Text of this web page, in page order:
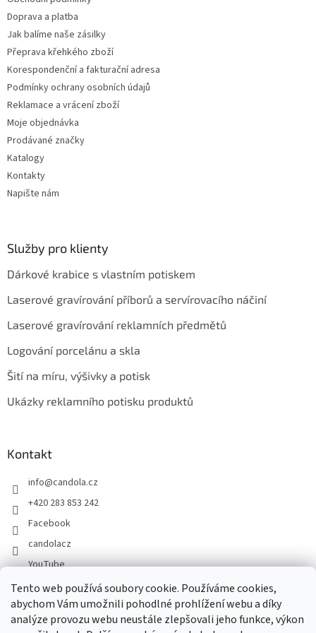
Tento web používá soubory cookie. Používáme cookies,
abychom Vám umožnili pohodlné prohlížení webu a díky
analýze provozu webu neustále zlepšovali jeho funkce, výkon
ý
Doprava a platba
Jak balíme naše zásilky
Přeprava křehkého zboží
Korespondenční a fakturační adresa
Podmínky ochrany osobních údajů
Reklamace a vrácení zboží
Moje objednávka
Prodávané značky
Katalogy
Kontakty
Napište nám
Služby pro klienty
Dárkové krabice s vlastním potiskem
Laserové gravírování příborů a servírovacího náčiní
Laserové gravírování reklamních předmětů
Logování porcelánu a skla
Šití na míru, výšivky a potisk
Ukázky reklamního potisku produktů
Kontakt
info@candola.cz
+420 283 853 242
Facebook
candolacz
YouTube
Přijímáme online platby